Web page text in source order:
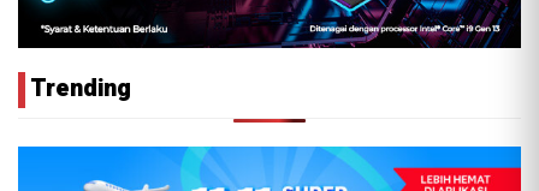
Trending